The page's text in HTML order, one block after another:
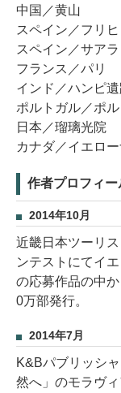
中国／黄山
スペイン／フリ
スペイン／サア
フランス／パリ
インド／ハンピ
ポルトガル／ポル
日本／瑠璃光院
カナダ／イエロ
作者プロフィー
2014年10月
近畿日本ツーリ
ンテストにてイ
の応募作品の中
0万部発行。
2014年7月
K&Bパブリッシ
然へ」のモラヴ